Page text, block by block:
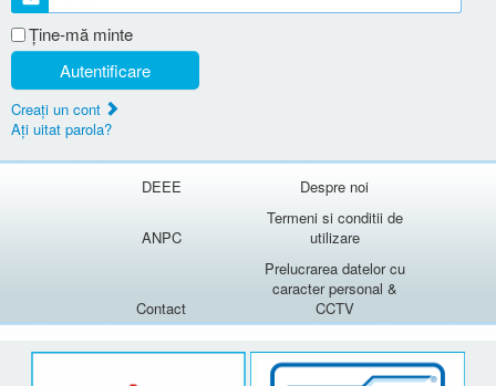
Ţine-mă minte
Autentificare
Creaţi un cont
Aţi uitat parola?
DEEE Despre noi
ANPC
Termeni si conditii de
utilizare
Contact
Prelucrarea datelor cu
caracter personal &
CCTV